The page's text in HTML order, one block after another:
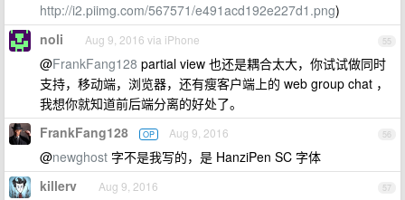
http://i2.piimg.com/567571/e491acd192e227d1.png)
55
noli Aug 9, 2016 via iPhone
@FrankFang128 partial view 也还是耦合太大，你试试做同时
支持，移动端，浏览器，还有瘦客户端上的 web group chat ，
我想你就知道前后端分离的好处了。
56
FrankFang128 OP Aug 9, 2016
@newghost 字不是我写的，是 HanziPen SC 字体
57
killerv Aug 9, 2016